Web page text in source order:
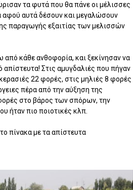
τα φυτά που θα πάνε οι μέλισσες
αφού αυτά δέσουν και μεγαλώσουν
παραγωγής εξαιτίας των μελισσών
κάθε ανθοφορία, και ξεκίνησαν να
Στις αμυγδαλιές που πήγαν
22 φορές, στις μηλιές 8 φορές
πέρα από την αύξηση της
στο βάρος των σπόρων, την
ήταν πιο ποιοτικές κλπ.
πίνακα με τα απίστευτα